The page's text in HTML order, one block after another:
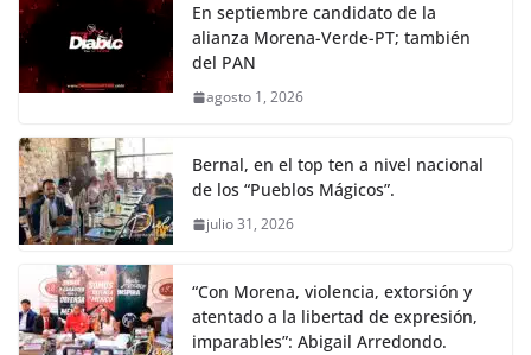
En septiembre candidato de la
alianza Morena-Verde-PT; también
del PAN
agosto 1, 2026
Bernal, en el top ten a nivel nacional
de los “Pueblos Mágicos”.
julio 31, 2026
“Con Morena, violencia, extorsión y
atentado a la libertad de expresión,
imparables”: Abigail Arredondo.